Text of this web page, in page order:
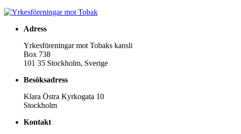
Adress
Yrkesföreningar mot Tobaks kansli
Box 738
101 35 Stockholm, Sverige
Besöksadress
Klara Östra Kyrkogata 10
Stockholm
Kontakt